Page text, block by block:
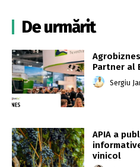
De urmărit
Partner al
Sergiu
APIA a
vinicol